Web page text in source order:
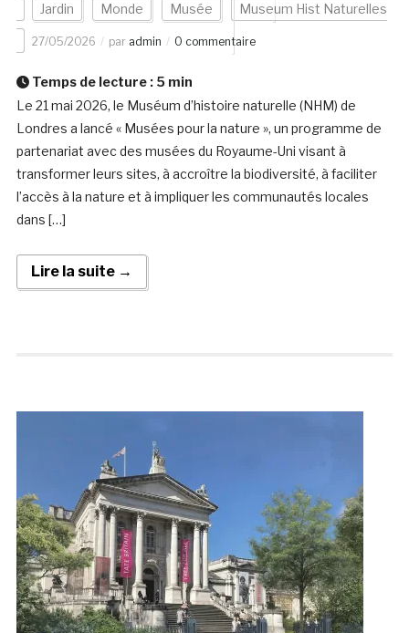
Jardin Monde Musée Museum Hist Naturelles
27/05/2026 par admin 0 commentaire
Temps de lecture : 5 min
Le 21 mai 2026, le Muséum d’histoire naturelle (NHM) de
Londres a lancé « Musées pour la nature », un programme de
partenariat avec des musées du Royaume-Uni visant à
transformer leurs sites, à accroître la biodiversité, à faciliter
l’accès à la nature et à impliquer les communautés locales
dans […]
Lire la suite →